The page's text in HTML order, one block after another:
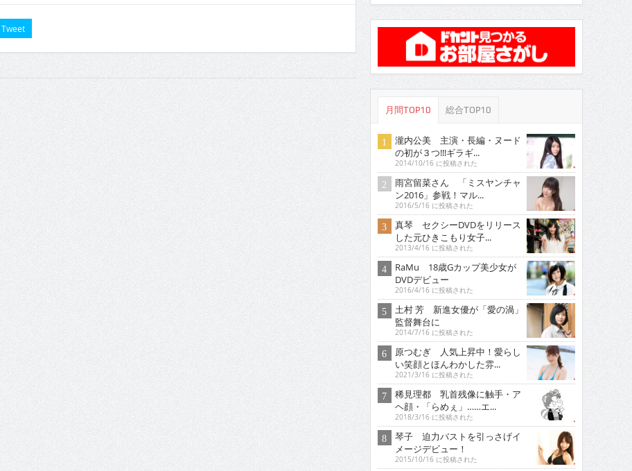
Tweet
月間TOP10 総合TOP10
瀧内公美 主演・長編・ヌード
の初が３つ!!!ギラギ...
2014/10/16 に投稿された
雨宮留菜さん 「ミスヤンチャ
ン2016」参戦！マル...
2016/5/16 に投稿された
真琴 セクシーDVDをリリース
した元ひきこもり女子...
2013/4/16 に投稿された
RaMu 18歳Gカップ美少女が
DVDデビュー
2016/4/16 に投稿された
土村 芳 新進女優が「愛の渦」
監督舞台に
2014/7/16 に投稿された
原つむぎ 人気上昇中！愛らし
い笑顔とほんわかした雰...
2021/3/16 に投稿された
稀見理都 乳首残像に触手・ア
ヘ顔・「らめぇ」……エ...
2018/3/16 に投稿された
琴子 迫力バストを引っさげイ
メージデビュー！
2015/10/16 に投稿された